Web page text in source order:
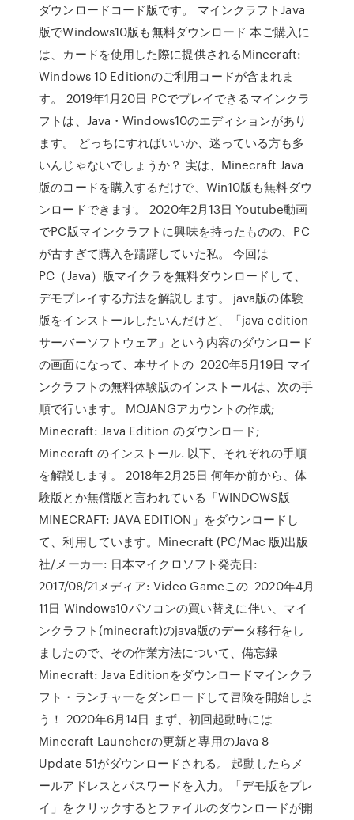
ダウンロードコード版です。 マインクラフトJava
版でWindows10版も無料ダウンロード 本ご購入に
は、カードを使用した際に提供されるMinecraft:
Windows 10 Editionのご利用コードが含まれま
す。 2019年1月20日 PCでプレイできるマインクラ
フトは、Java・Windows10のエディションがあり
ます。 どっちにすればいいか、迷っている方も多
いんじゃないでしょうか？ 実は、Minecraft Java
版のコードを購入するだけで、Win10版も無料ダウ
ンロードできます。 2020年2月13日 Youtube動画
でPC版マインクラフトに興味を持ったものの、PC
が古すぎて購入を躊躇していた私。 今回は
PC（Java）版マイクラを無料ダウンロードして、
デモプレイする方法を解説します。 java版の体験
版をインストールしたいんだけど、「java edition
サーバーソフトウェア」という内容のダウンロード
の画面になって、本サイトの 2020年5月19日 マイ
ンクラフトの無料体験版のインストールは、次の手
順で行います。 MOJANGアカウントの作成;
Minecraft: Java Edition のダウンロード;
Minecraft のインストール. 以下、それぞれの手順
を解説します。 2018年2月25日 何年か前から、体
験版とか無償版と言われている「WINDOWS版
MINECRAFT: JAVA EDITION」をダウンロードし
て、利用しています。Minecraft (PC/Mac 版)出版
社/メーカー: 日本マイクロソフト発売日:
2017/08/21メディア: Video Gameこの 2020年4月
11日 Windows10パソコンの買い替えに伴い、マイ
ンクラフト(minecraft)のjava版のデータ移行をし
ましたので、その作業方法について、備忘録
Minecraft: Java Editionをダウンロードマインクラ
フト・ランチャーをダンロードして冒険を開始しよ
う！ 2020年6月14日 まず、初回起動時には
Minecraft Launcherの更新と専用のJava 8
Update 51がダウンロードされる。 起動したらメ
ールアドレスとパスワードを入力。「デモ版をプレ
イ」をクリックするとファイルのダウンロードが開